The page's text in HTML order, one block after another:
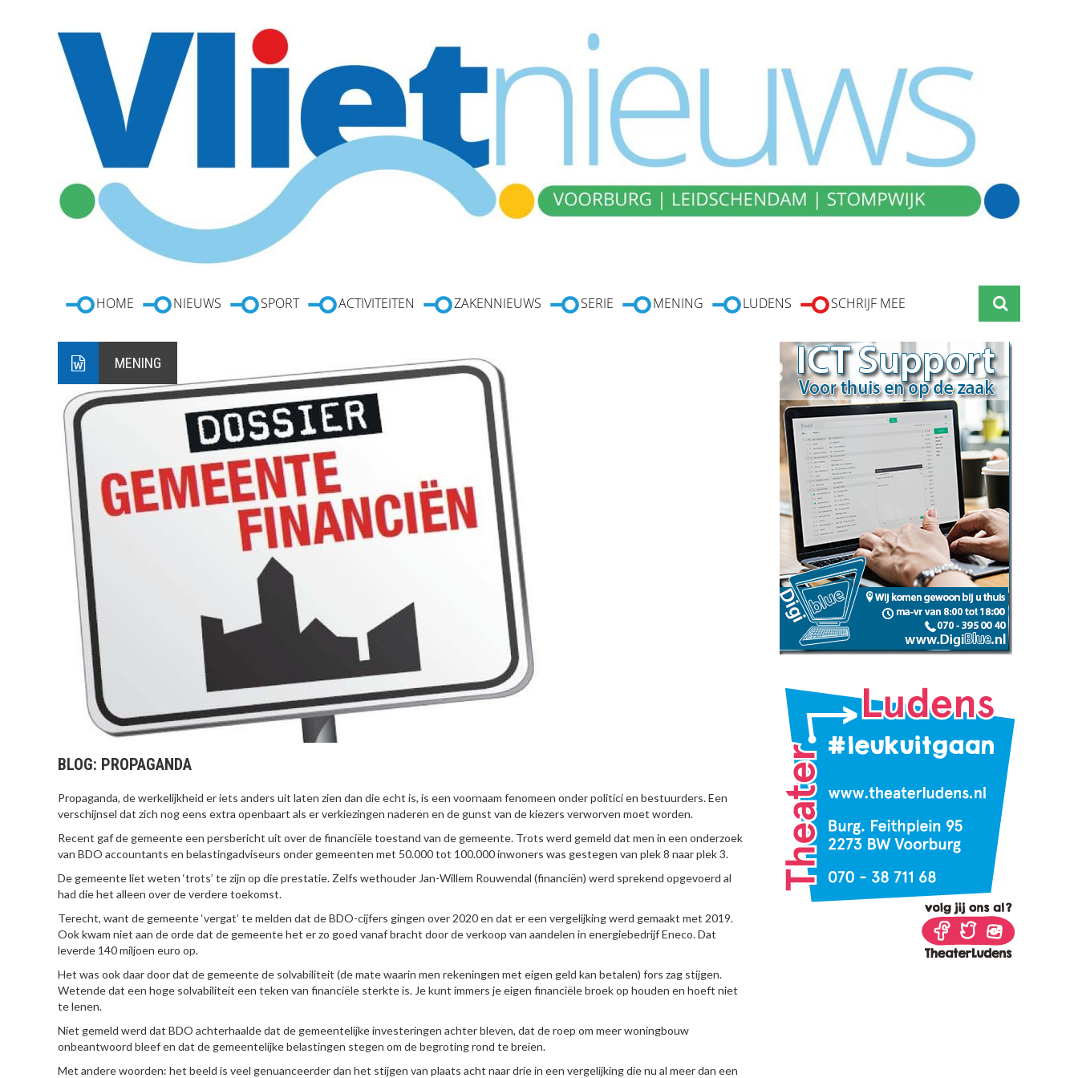
HOME NIEUWS SPORT ACTIVITEITEN ZAKENNIEUWS SERIE MENING LUDENS SCHRIJF MEE
MENING
BLOG: PROPAGANDA
Propaganda, de werkelijkheid er iets anders uit laten zien dan die echt is, is een voornaam fenomeen onder politici en bestuurders. Een
verschijnsel dat zich nog eens extra openbaart als er verkiezingen naderen en de gunst van de kiezers verworven moet worden.
Recent gaf de gemeente een persbericht uit over de financiële toestand van de gemeente. Trots werd gemeld dat men in een onderzoek
van BDO accountants en belastingadviseurs onder gemeenten met 50.000 tot 100.000 inwoners was gestegen van plek 8 naar plek 3.
De gemeente liet weten ‘trots’ te zijn op die prestatie. Zelfs wethouder Jan-Willem Rouwendal (financiën) werd sprekend opgevoerd al
had die het alleen over de verdere toekomst.
Terecht, want de gemeente ‘vergat’ te melden dat de BDO-cijfers gingen over 2020 en dat er een vergelijking werd gemaakt met 2019.
Ook kwam niet aan de orde dat de gemeente het er zo goed vanaf bracht door de verkoop van aandelen in energiebedrijf Eneco. Dat
leverde 140 miljoen euro op.
Het was ook daar door dat de gemeente de solvabiliteit (de mate waarin men rekeningen met eigen geld kan betalen) fors zag stijgen.
Wetende dat een hoge solvabiliteit een teken van financiële sterkte is. Je kunt immers je eigen financiële broek op houden en hoeft niet
te lenen.
Niet gemeld werd dat BDO achterhaalde dat de gemeentelijke investeringen achter bleven, dat de roep om meer woningbouw
onbeantwoord bleef en dat de gemeentelijke belastingen stegen om de begroting rond te breien.
Met andere woorden: het beeld is veel genuanceerder dan het stijgen van plaats acht naar drie in een vergelijking die nu al meer dan een